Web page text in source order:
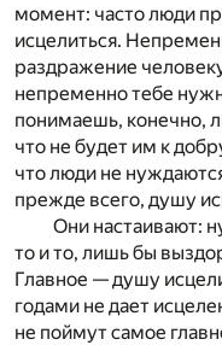
момент: часто люди
исцелиться.
раздражение
непременно тебе
понимаешь, конечно,
что не будет им к
что люди не
прежде всего, душу
Они настаивают:
то и то, лишь бы
Главное — душу
годами не дает
не поймут самое